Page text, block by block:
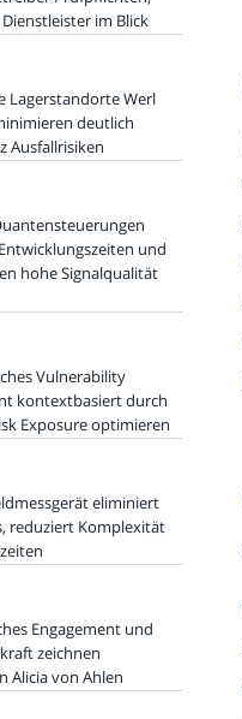
im Blick
Lagerstandorte Werl
deutlich
Ausfallrisiken
und
hohe Signalqualität
Vulnerability
kontextbasiert durch
Exposure optimieren
eliminiert
reduziert Komplexität
Engagement und
zeichnen
Alicia von Ahlen